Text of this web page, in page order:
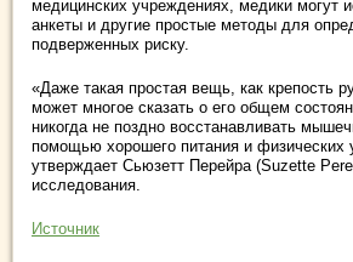
медицинских учреждениях, медики могут
анкеты и другие простые методы для
подверженных риску.
«Даже такая простая вещь, как крепость
может многое сказать о его общем
никогда не поздно восстанавливать
помощью хорошего питания и
утверждает Сьюзетт Перейра (Suzette
исследования.
Источник